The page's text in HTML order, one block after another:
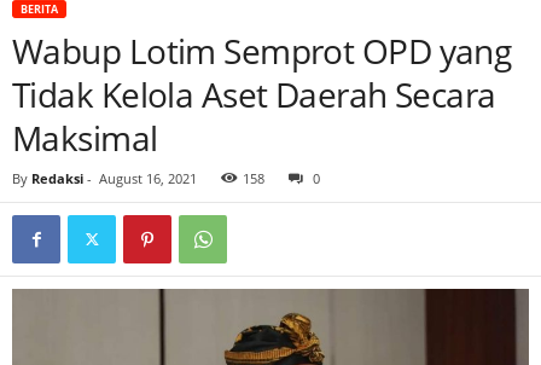
BERITA
Wabup Lotim Semprot OPD yang
Tidak Kelola Aset Daerah Secara
Maksimal
By Redaksi - August 16, 2021 158 0